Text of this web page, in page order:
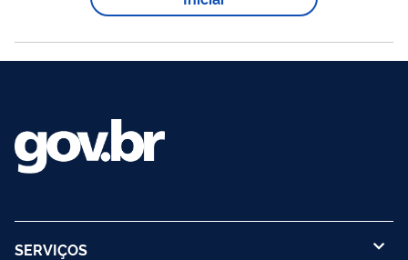
geração até a destinação final ambientalmente adequada. Em
SERVIÇOS